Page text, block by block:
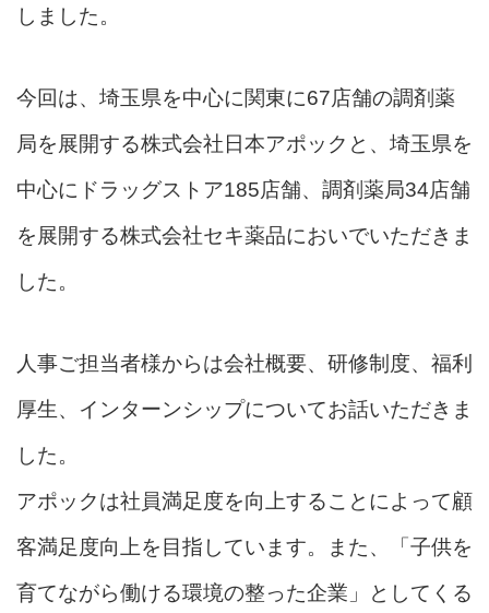
しました。
今回は、埼玉県を中心に関東に67店舗の調剤薬
局を展開する株式会社日本アポックと、埼玉県を
中心にドラッグストア185店舗、調剤薬局34店舗
を展開する株式会社セキ薬品においでいただきま
した。
人事ご担当者様からは会社概要、研修制度、福利
厚生、インターンシップについてお話いただきま
した。
アポックは社員満足度を向上することによって顧
客満足度向上を目指しています。また、「子供を
育てながら働ける環境の整った企業」として くる